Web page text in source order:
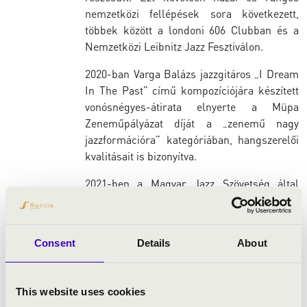
Consent Details About
This website uses cookies
nemzetközi fellépések sora következett,
többek között a londoni 606 Clubban és a
Nemzetközi Leibnitz Jazz Fesztiválon.
2020-ban Varga Balázs jazzgitáros „I Dream
In The Past” című kompozíciójára készített
vonósnégyes-átirata elnyerte a Müpa
Zeneműpályázat díját a „zenemű nagy
jazzformációra” kategóriában, hangszerelői
kvalitásait is bizonyítva.
2021-ben a Magyar Jazz Szövetség által
megrendezett „Év Fiatal Jazz Zenésze”
versenyen a szakmai zsűri és a közönség
vehette át a szakmai díjat. Ugyanebben az
évben az Oláh Vilmos Quintet tagjaként
Versenyen.